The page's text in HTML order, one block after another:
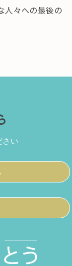
人々への最後の
さい